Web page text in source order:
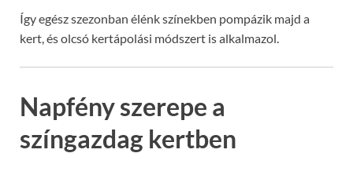
Így egész szezonban élénk színekben pompázik majd a
kert, és olcsó kertápolási módszert is alkalmazol.
Napfény szerepe a
színgazdag kertben